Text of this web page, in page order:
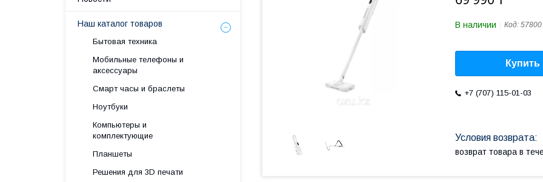
В наличии Код: 57800
Купить
+7 (707) 115-01-03
возврат товара в
Наш каталог товаров
Бытовая техника
Мобильные телефоны и
аксессуары
Смарт часы и браслеты
Ноутбуки
Компьютеры и
комплектующие
Планшеты
Решения для 3D печати